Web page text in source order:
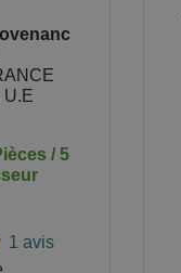
U.E
/ 5
1 avis